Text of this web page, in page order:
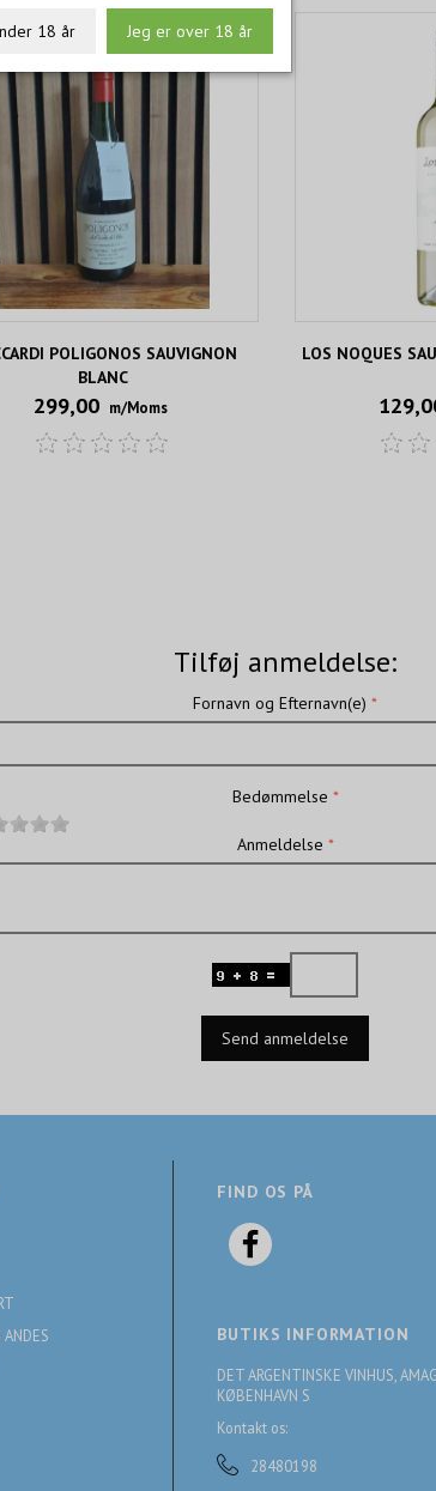
POLIGONOS SAUVIGNON
BLANC
299,00 m/Moms
LOS NOQUES
Tilføj anmeldelse:
Fornavn og Efternavn(e)
Bedømmelse
Anmeldelse
Send anmeldelse
ANDES
FIND OS PÅ
BUTIKS INFORMATION
DET ARGENTINSKE VINHUS,
KØBENHAVN S
Kontakt os:
28480198
18 år Jeg er over 18 år